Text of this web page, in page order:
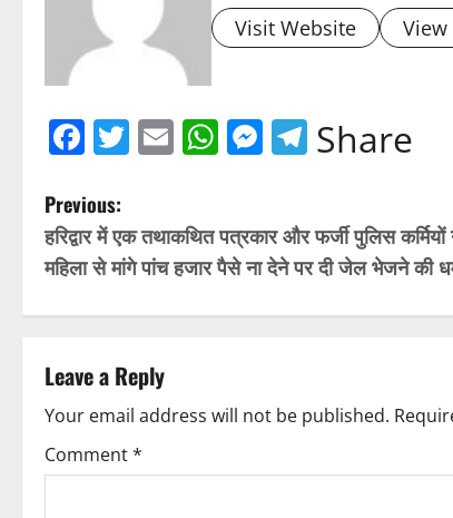
Visit Website View
Facebook
Twitter
EmailWhatsApp
Messenger
Telegram
Share
P
o
s
n
a
v
Previous:
हरिद्वार में एक तथाकथित पत्रकार और फर्जी पुलिस कर्मियों
महिला से मांगे पांच हजार पैसे ना देने पर दी जेल भेजने की
Leave a Reply
Your email address will not be published.
Comment*